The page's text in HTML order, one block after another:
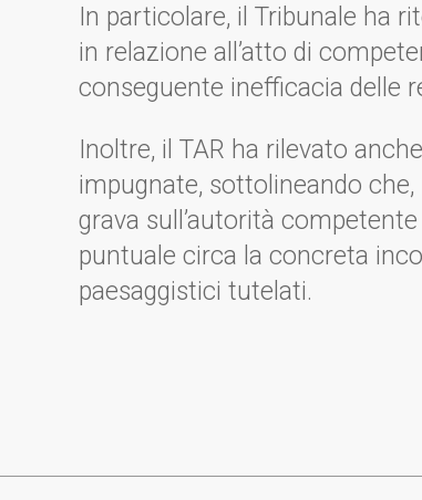
In particolare, il Tribunale ha
in relazione all’atto di
conseguente inefficacia delle
Inoltre, il TAR ha rilevato
impugnate, sottolineando
grava sull’autorità
puntuale circa la concreta
paesaggistici tutelati.